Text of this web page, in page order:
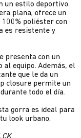
un estilo deportivo.
plana, ofrece un
100% poliéster con
es resistente y
presenta con un
al equipo. Además, el
que le da un
closure permite un
todo el día.
gorra es ideal para
look urbano.